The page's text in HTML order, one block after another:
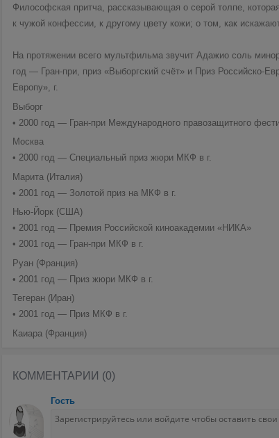
Философская притча, рассказывающая о серой толпе,
к чужой конфессии, к другому цвету кожи; о том, как
На протяжении всего мультфильма звучит Адажио соль
год — Гран-при, приз «Выборгский счёт» и Приз Российско-
Европу», г.
Выборг
• 2000 год — Гран-при Международного правозащитного
Москва
• 2000 год — Специальный приз жюри МКФ в г.
Марита (Италия)
• 2001 год — Золотой приз на МКФ в г.
Нью-Йорк (США)
• 2001 год — Премия Российской киноакадемии «НИКА»
• 2001 год — Гран-при МКФ в г.
Руан (Франция)
• 2001 год — Приз жюри МКФ в г.
Тегеран (Иран)
• 2001 год — Приз МКФ в г.
Каиара (Франция)
КОММЕНТАРИИ (0)
Гость